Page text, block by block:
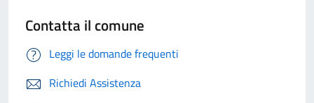
Contatta il comune
Leggi le domande frequenti
Richiedi Assistenza